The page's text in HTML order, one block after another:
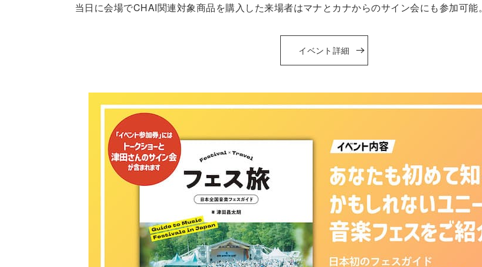
当日に会場でCHAI関連対象商品を購入した来場者はマナとカナからのサイン会にも参加可能。
イベント詳細